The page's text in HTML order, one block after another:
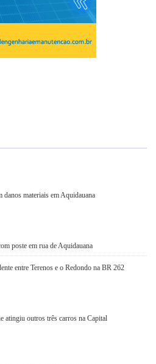
danos materiais em Aquidauana
poste em rua de Aquidauana
entre Terenos e o Redondo na BR 262
atingiu outros três carros na Capital